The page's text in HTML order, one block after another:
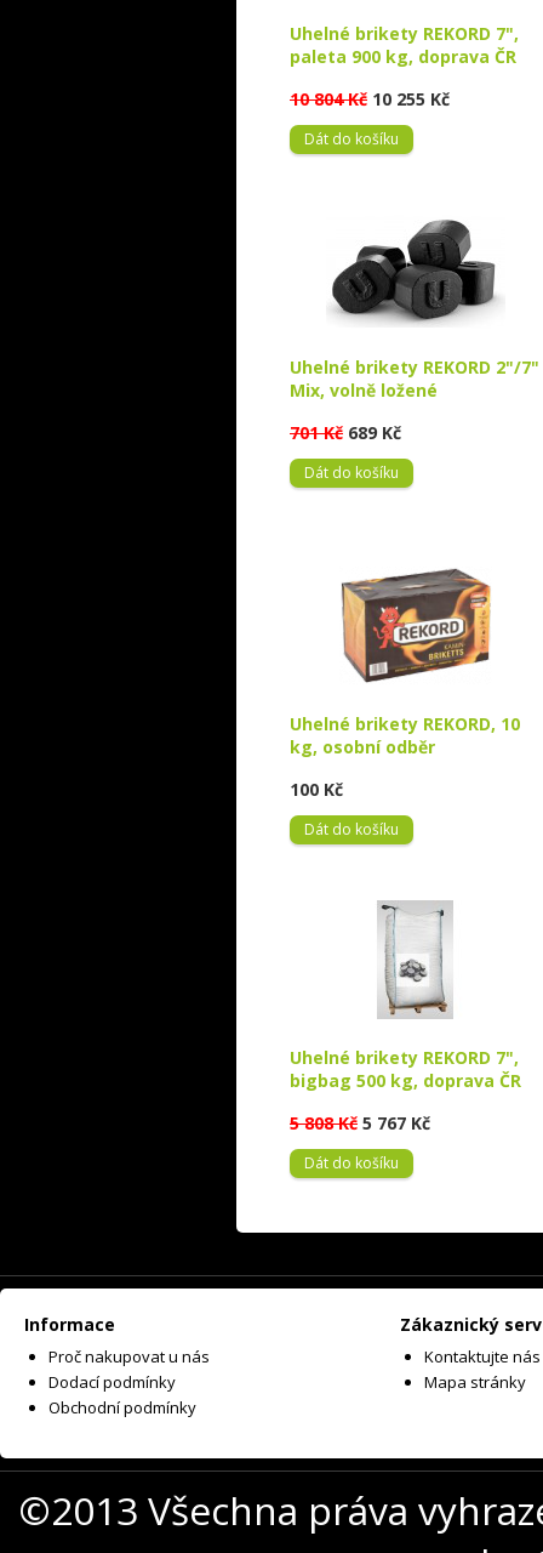
Uhelné brikety REKORD 7",
paleta 900 kg, doprava ČR
10 804 Kč 10 255 Kč
Dát do košíku
Uhelné brikety REKORD 2"/7"
Mix, volně ložené
701 Kč 689 Kč
Dát do košíku
Uhelné brikety REKORD, 10
kg, osobní odběr
100 Kč
Dát do košíku
Uhelné brikety REKORD 7",
bigbag 500 kg, doprava ČR
5 808 Kč 5 767 Kč
Dát do košíku
Informace
Proč nakupovat u nás
Dodací podmínky
Obchodní podmínky
Zákaznický
Kontaktujte nás
Mapa stránky
©2013 Všechna práva